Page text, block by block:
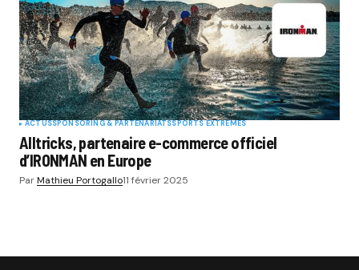
ACTUSSPONSORING & PARTENARIATSSPORTS EXTRÊMES
Alltricks, partenaire e-commerce officiel
d’IRONMAN en Europe
ParMathieu Portogallo11 février 2025